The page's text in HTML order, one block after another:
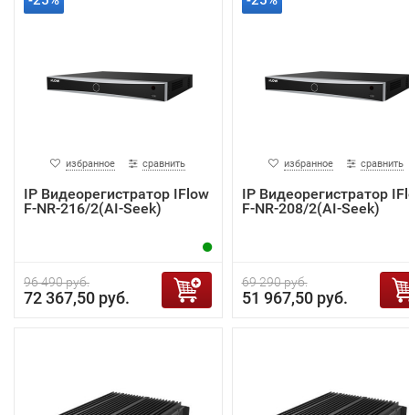
избранное сравнить
IP Видеорегистратор IFlow
F-NR-216/2(AI-Seek)
96 490 руб.
72 367,50 руб.
избранное сравнить
IP Видеорегистратор
F-NR-208/2(AI-Seek)
69 290 руб.
51 967,50 руб.